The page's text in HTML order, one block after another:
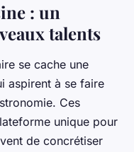
: un
talents
se cache une
aspirent à se faire
Ces
unique pour
de concrétiser